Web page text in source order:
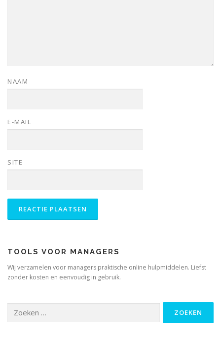
NAAM
E-MAIL
SITE
TOOLS VOOR MANAGERS
Wij verzamelen voor managers praktische online hulpmiddelen. Liefst
zonder kosten en eenvoudig in gebruik.
naar: